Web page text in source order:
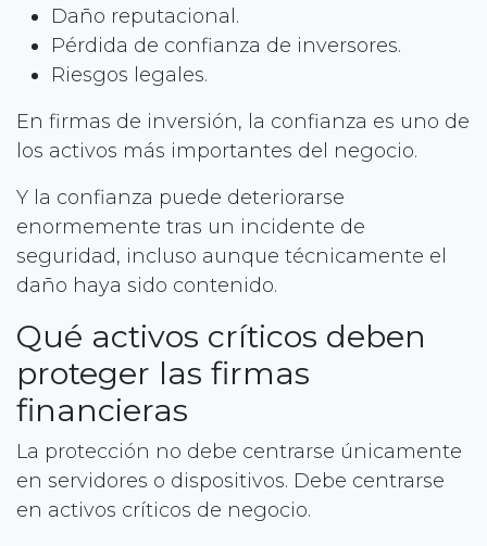
Daño reputacional.
Pérdida de confianza de inversores.
Riesgos legales.
En firmas de inversión, la confianza es uno de
los activos más importantes del negocio.
Y la confianza puede deteriorarse
enormemente tras un incidente de
seguridad, incluso aunque técnicamente el
daño haya sido contenido.
Qué activos críticos deben
proteger las firmas
financieras
La protección no debe centrarse únicamente
en servidores o dispositivos. Debe centrarse
en activos críticos de negocio.